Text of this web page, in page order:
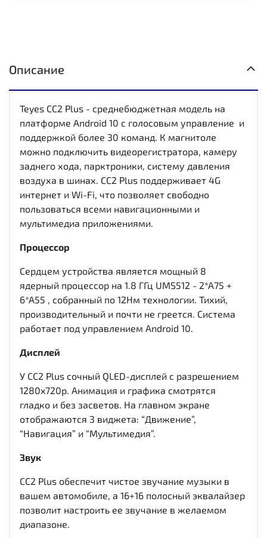
Описание
Teyes CC2 Plus - среднебюджетная модель на
платформе Android 10 с голосовым управление и
поддержкой более 30 команд. К магнитоле
можно подключить видеорегистратора, камеру
заднего хода, парктроники, систему давления
воздуха в шинах. CC2 Plus поддерживает 4G
интернет и Wi-Fi, что позволяет свободно
пользоваться всеми навигационными и
мультимедиа приложениями.
Процессор
Сердцем устройства является мощный 8
ядерный процессор на 1.8 ГГц UMS512 - 2*A75 +
6*A55 , собранный по 12Нм технологии. Тихий,
производительный и почти не греется. Система
работает под управлением Android 10.
Дисплей
У CC2 Plus сочный QLED-дисплей c разрешением
1280x720р. Анимация и графика смотрятся
гладко и без засветов. На главном экране
отображаются 3 виджета: “Движение”,
“Навигация” и “Мультимедия”.
Звук
CC2 Plus обеспечит чистое звучание музыки в
вашем автомобиле, а 16+16 полосный эквалайзер
позволит настроить ее звучание в желаемом
диапазоне.